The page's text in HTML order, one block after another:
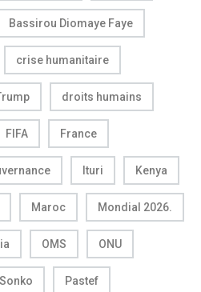
Bassirou Diomaye Faye
crise humanitaire
droits humains
FIFA France
Ituri Kenya
Maroc Mondial 2026.
OMS ONU
Pastef